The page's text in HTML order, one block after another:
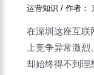
运营知识 / 作者：
在深圳这座互联
上竞争异常激
却始终得不到